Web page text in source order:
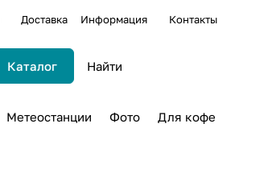
Доставка Информация Контакты
Каталог
Метеостанции Фото Для кофе